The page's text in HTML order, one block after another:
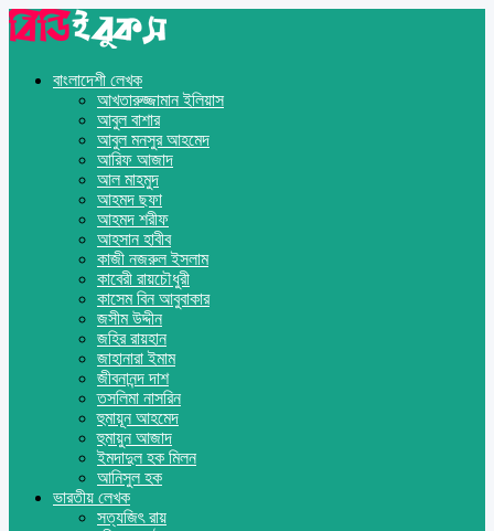
বাংলাদেশী লেখক
আখতারুজ্জামান ইলিয়াস
আবুল বাশার
আবুল মনসুর আহমেদ
আরিফ আজাদ
আল মাহমুদ
আহমদ ছফা
আহমদ শরীফ
আহসান হাবীব
কাজী নজরুল ইসলাম
কাবেরী রায়চৌধুরী
কাসেম বিন আবুবাকার
জসীম উদ্দীন
জহির রায়হান
জাহানারা ইমাম
জীবনানন্দ দাশ
তসলিমা নাসরিন
হুমায়ূন আহমেদ
হুমায়ুন আজাদ
ইমদাদুল হক মিলন
আনিসুল হক
ভারতীয় লেখক
সত্যজিৎ রায়